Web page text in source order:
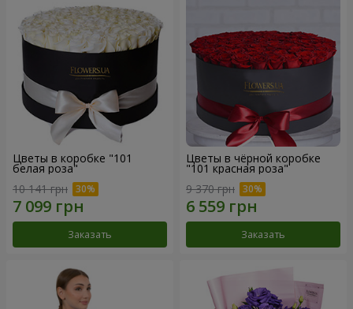
Цветы в коробке "101
белая роза"
10 141 грн
Заказать
Цветы в чёрной коробке
"101 красная роза"
9 370 грн
Заказать